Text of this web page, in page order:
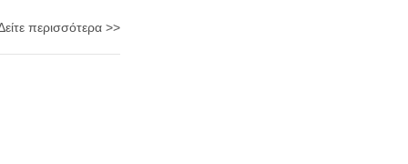
περισσότερα >>